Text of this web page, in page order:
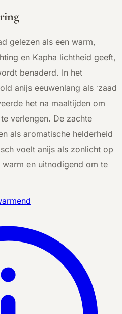
gelezen als een warm,
en Kapha lichtheid geeft,
benaderd. In het
anijs eeuwenlang als ‘zaad
het na maaltijden om
verlengen. De zachte
als aromatische helderheid
voelt anijs als zonlicht op
en uitnodigend om te